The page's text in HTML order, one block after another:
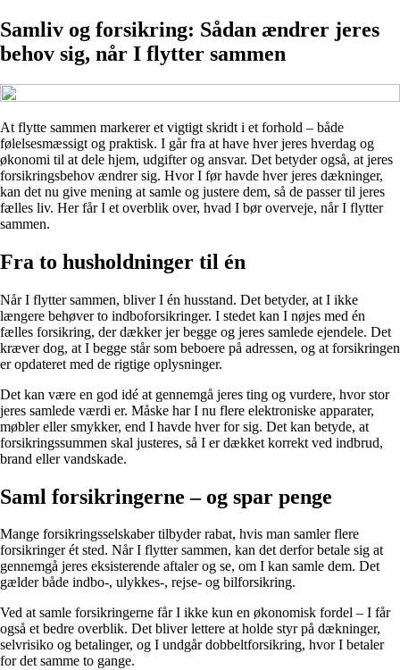
Samliv og forsikring: Sådan ændrer jeres
behov sig, når I flytter sammen
At flytte sammen markerer et vigtigt skridt i et forhold – både
følelsesmæssigt og praktisk. I går fra at have hver jeres hverdag og
økonomi til at dele hjem, udgifter og ansvar. Det betyder også, at jeres
forsikringsbehov ændrer sig. Hvor I før havde hver jeres dækninger,
kan det nu give mening at samle og justere dem, så de passer til jeres
fælles liv. Her får I et overblik over, hvad I bør overveje, når I flytter
sammen.
Fra to husholdninger til én
Når I flytter sammen, bliver I én husstand. Det betyder, at I ikke
længere behøver to indboforsikringer. I stedet kan I nøjes med én
fælles forsikring, der dækker jer begge og jeres samlede ejendele. Det
kræver dog, at I begge står som beboere på adressen, og at forsikringen
er opdateret med de rigtige oplysninger.
Det kan være en god idé at gennemgå jeres ting og vurdere, hvor stor
jeres samlede værdi er. Måske har I nu flere elektroniske apparater,
møbler eller smykker, end I havde hver for sig. Det kan betyde, at
forsikringssummen skal justeres, så I er dækket korrekt ved indbrud,
brand eller vandskade.
Saml forsikringerne – og spar penge
Mange forsikringsselskaber tilbyder rabat, hvis man samler flere
forsikringer ét sted. Når I flytter sammen, kan det derfor betale sig at
gennemgå jeres eksisterende aftaler og se, om I kan samle dem. Det
gælder både indbo-, ulykkes-, rejse- og bilforsikring.
Ved at samle forsikringerne får I ikke kun en økonomisk fordel – I får
også et bedre overblik. Det bliver lettere at holde styr på dækninger,
selvrisiko og betalinger, og I undgår dobbeltforsikring, hvor I betaler
for det samme to gange.